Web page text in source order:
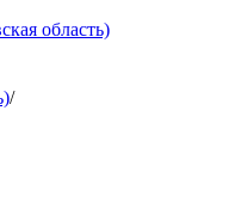
область)
/